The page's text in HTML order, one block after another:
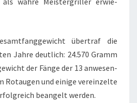
über­traf die
Jah­re deut­lich: 24.570 Gramm
der Fän­ge der 13 anwe­sen­
Rot­au­gen und eini­ge ver­ein­zel­te
bean­gelt wer­den.